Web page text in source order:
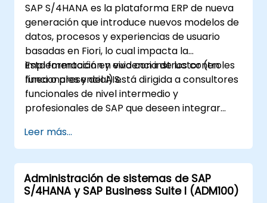
SAP S/4HANA es la plataforma ERP de nueva
generación que introduce nuevos modelos de
datos, procesos y experiencias de usuario
basadas en Fiori, lo cual impacta la
implementación y evidencia de los controles
funcionales y del AIS.
Esta formación en vivo con instructor (en
línea o presencial) está dirigida a consultores
funcionales de nivel intermedio y
profesionales de SAP que deseen integrar
FI/MM/SD/BP, diseñar y probar controles, y
generar evidencia lista para auditorías.
Leer más...
Administración de sistemas de SAP
S/4HANA y SAP Business Suite I (ADM100)